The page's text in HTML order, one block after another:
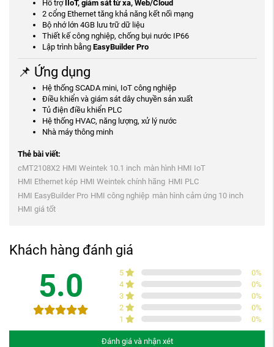
Hỗ trợ IIoT, giám sát từ xa, Web/Cloud
2 cổng Ethernet tăng khả năng kết nối mạng
Bộ nhớ lớn 4GB lưu trữ dữ liệu
Thiết kế công nghiệp, chống bụi nước IP66
Lập trình bằng EasyBuilder Pro
📌 Ứng dụng
Hệ thống SCADA mini, IoT công nghiệp
Điều khiển và giám sát dây chuyền sản xuất
Tủ điện điều khiển PLC
Hệ thống HVAC, năng lượng, xử lý nước
Nhà máy thông minh
Thẻ bài viết:
cMT2108X2 HMI Weintek 10.1 inch màn hình HMI IoT
HMI Ethernet kép HMI Weintek chính hãng HMI PLC
HMI EasyBuilder Pro HMI công nghiệp màn hình cảm ứng 10 inch
HMI giá tốt
Khách hàng đánh giá
5.0 5 0%
4
0%
3
0%
2
0%
1
0%
Đánh giá và nhận xét